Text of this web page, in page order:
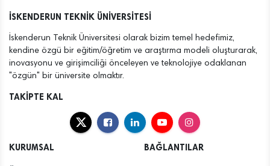
İSKENDERUN TEKNİK ÜNİVERSİTESİ
İskenderun Teknik Üniversitesi olarak bizim temel hedefimiz,
kendine özgü bir eğitim/öğretim ve araştırma modeli oluşturarak,
inovasyonu ve girişimciliği önceleyen ve teknolojiye odaklanan
"özgün" bir üniversite olmaktır.
TAKİPTE KAL
KURUMSAL BAĞLANTILAR